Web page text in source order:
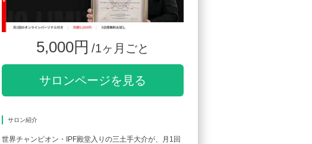
5,000円 /1ヶ月ごと
サロンページを見る
サロン紹介
世界チャンピオン・IPF殿堂入りの三土手大介が、月1回